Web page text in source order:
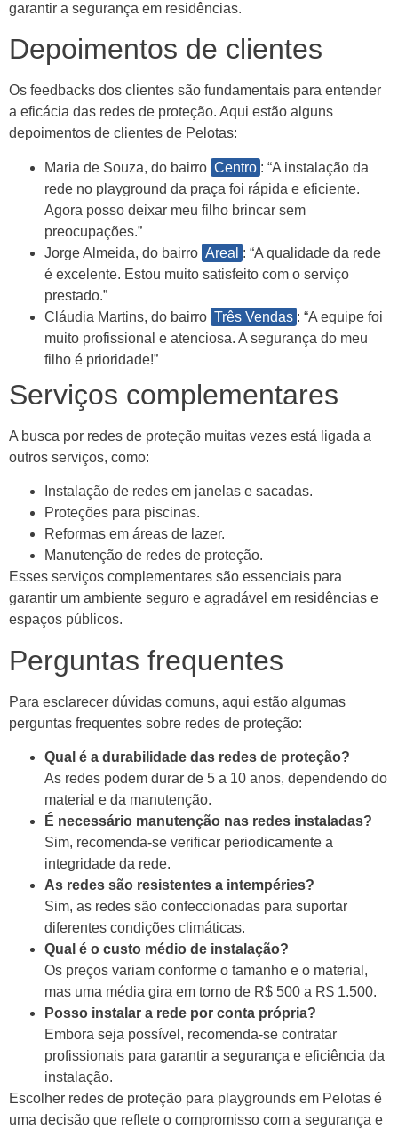
garantir a segurança em residências.
Depoimentos de clientes
Os feedbacks dos clientes são fundamentais para entender
a eficácia das redes de proteção. Aqui estão alguns
depoimentos de clientes de Pelotas:
Maria de Souza, do bairro Centro : “A instalação da
rede no playground da praça foi rápida e eficiente.
Agora posso deixar meu filho brincar sem
preocupações.”
Jorge Almeida, do bairro Areal : “A qualidade da rede
é excelente. Estou muito satisfeito com o serviço
prestado.”
Cláudia Martins, do bairro Três Vendas : “A equipe foi
muito profissional e atenciosa. A segurança do meu
filho é prioridade!”
Serviços complementares
A busca por redes de proteção muitas vezes está ligada a
outros serviços, como:
Instalação de redes em janelas e sacadas.
Proteções para piscinas.
Reformas em áreas de lazer.
Manutenção de redes de proteção.
Esses serviços complementares são essenciais para
garantir um ambiente seguro e agradável em residências e
espaços públicos.
Perguntas frequentes
Para esclarecer dúvidas comuns, aqui estão algumas
perguntas frequentes sobre redes de proteção:
Qual é a durabilidade das redes de proteção?
As redes podem durar de 5 a 10 anos, dependendo do
material e da manutenção.
É necessário manutenção nas redes instaladas?
Sim, recomenda-se verificar periodicamente a
integridade da rede.
As redes são resistentes a intempéries?
Sim, as redes são confeccionadas para suportar
diferentes condições climáticas.
Qual é o custo médio de instalação?
Os preços variam conforme o tamanho e o material,
mas uma média gira em torno de R$ 500 a R$ 1.500.
Posso instalar a rede por conta própria?
Embora seja possível, recomenda-se contratar
profissionais para garantir a segurança e eficiência da
instalação.
Escolher redes de proteção para playgrounds em Pelotas é
uma decisão que reflete o compromisso com a segurança e